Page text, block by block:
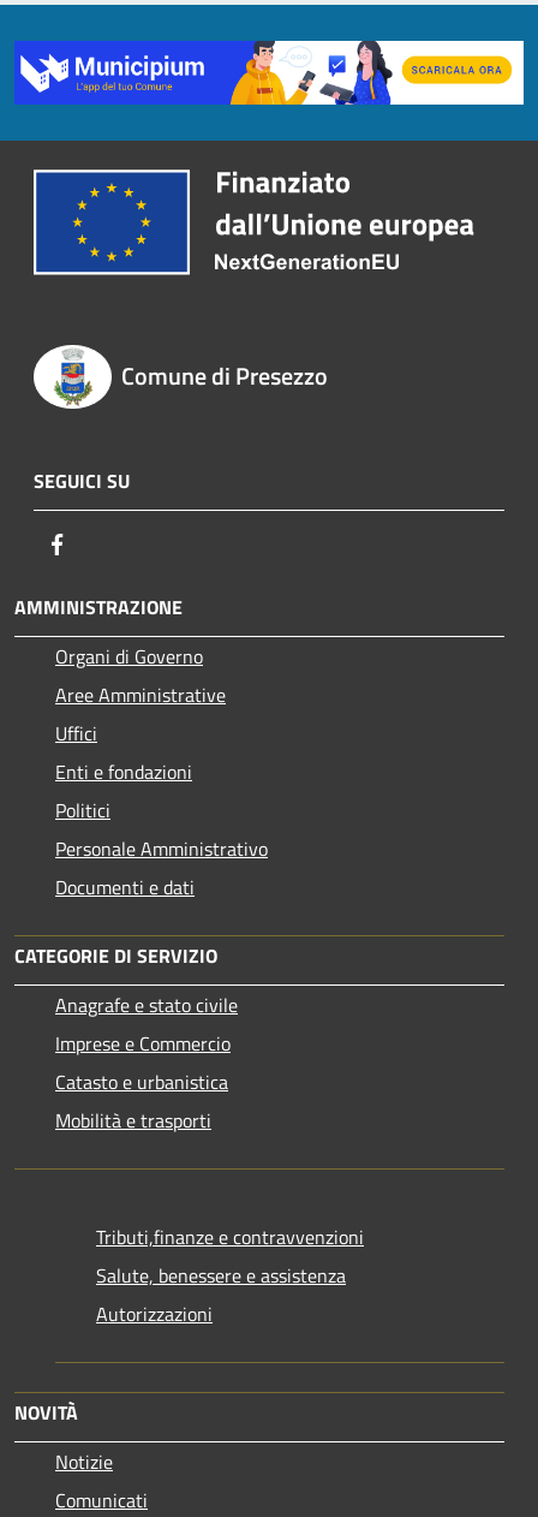
Comune di Presezzo
SEGUICI SU
AMMINISTRAZIONE
Organi di Governo
Aree Amministrative
Uffici
Enti e fondazioni
Politici
Personale Amministrativo
Documenti e dati
CATEGORIE DI SERVIZIO
Anagrafe e stato civile
Imprese e Commercio
Catasto e urbanistica
Mobilità e trasporti
Tributi,finanze e contravvenzioni
Salute, benessere e assistenza
Autorizzazioni
NOVITÀ
Notizie
Comunicati